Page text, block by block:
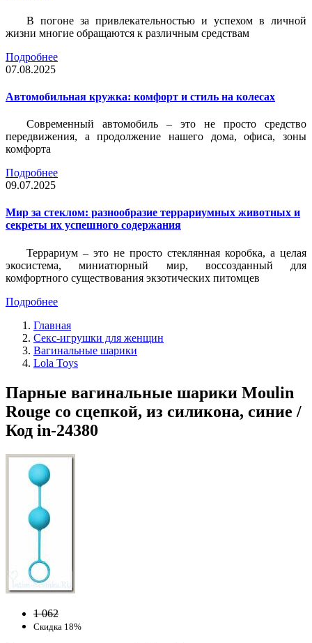
В погоне за привлекательностью и успехом в личной
жизни многие обращаются к различным средствам
Подробнее
07.08.2025
Автомобильная кружка: комфорт и стиль на колесах
Современный автомобиль – это не просто средство
передвижения, а продолжение нашего дома, офиса, зоны
комфорта
Подробнее
09.07.2025
Мир за стеклом: разнообразие террариумных животных и
секреты их успешного содержания
Террариум – это не просто стеклянная коробка, а целая
экосистема, миниатюрный мир, воссозданный для
комфортного существования экзотических питомцев
Подробнее
Главная
Секс-игрушки для женщин
Вагинальные шарики
Lola Toys
Парные вагинальные шарики Moulin
Rouge со сцепкой, из силикона, синие /
Код in-24380
1 062
Скидка 18%